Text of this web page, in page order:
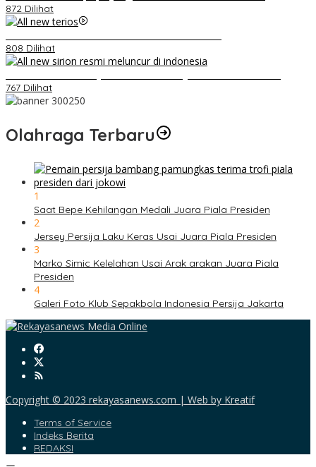
872 Dilihat
808 Dilihat
767 Dilihat
Olahraga Terbaru
1
Saat Bepe Kehilangan Medali Juara Piala Presiden
2
Jersey Persija Laku Keras Usai Juara Piala Presiden
3
Marko Simic Kelelahan Usai Arak arakan Juara Piala
Presiden
4
Galeri Foto Klub Sepakbola Indonesia Persija Jakarta
Copyright © 2023 rekayasanews.com | Web by Kreatif
Terms of Service
Indeks Berita
REDAKSI